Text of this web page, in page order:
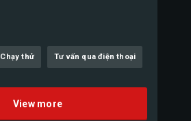
Chạy thử Tư vấn qua điện thoại
View more